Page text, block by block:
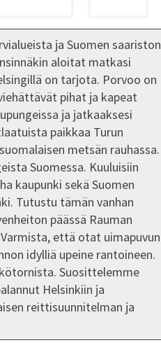
ja Suomen saariston
aloitat matkasi
on tarjota. Porvoo on
pihat ja kapeat
ja jatkaaksesi
paikkaa Turun
metsän rauhassa.
Suomessa. Kuuluisiin
kaupunki sekä Suomen
Tutustu tämän vanhan
päässä Rauman
että otat uimapuvun
idylliä upeine rantoineen.
Suosittelemme
Helsinkiin ja
reittisuunnitelman ja